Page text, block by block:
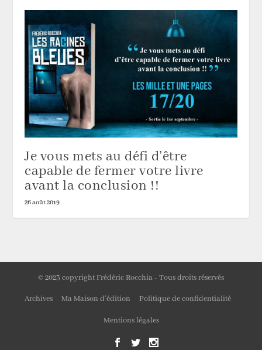
Je vous mets au défi d’être
capable de fermer votre livre
avant la conclusion !!
26 août 2019
© 2023 copyright Frédéric Rocchia - Tous droits réservés
Archives Ma Maison d’édition Politique de confidentialité
Mentions légales